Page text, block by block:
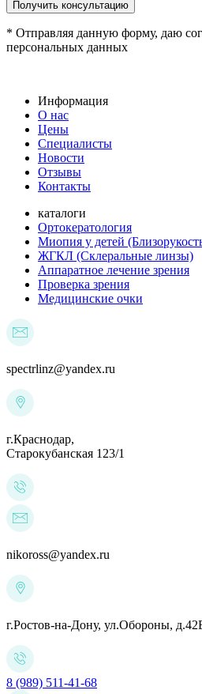
* Отправляя данную форму, даю
персональных данных
Информация
О нас
Цены
Специалисты
Новости
Отзывы
Контакты
каталоги
Ортокератология
Миопия у детей
ЖГКЛ (Склеральные линзы)
Аппаратное лечение зрения
Проверка зрения
Медицинские очки
spectrlinz@yandex.ru
г.Краснодар,
Старокубанская 123/1
nikoross@yandex.ru
г.Ростов-на-Дону, ул.Обороны,
8 (989) 511-41-68